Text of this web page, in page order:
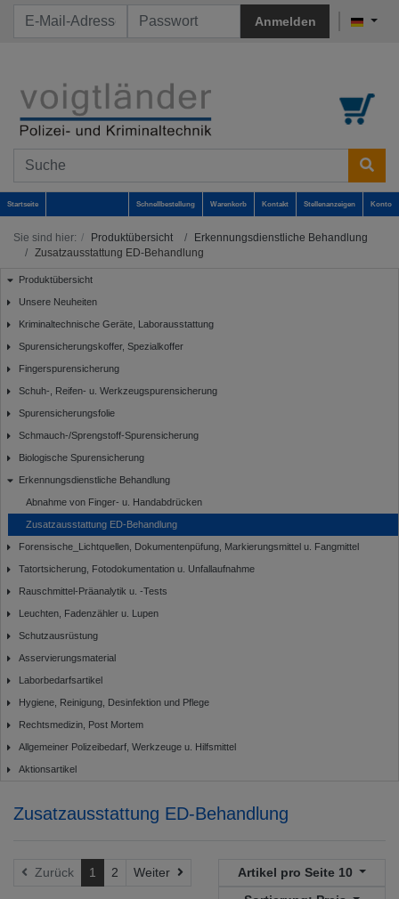
Anmelden
Startseite Schnellbestellung Warenkorb Kontakt Stellenanzeigen Konto
Sie sind hier: Produktübersicht
Erkennungsdienstliche Behandlung
Zusatzausstattung ED-Behandlung
Produktübersicht
Unsere Neuheiten
Kriminaltechnische Geräte, Laborausstattung
Spurensicherungskoffer, Spezialkoffer
Fingerspurensicherung
Schuh-, Reifen- u. Werkzeugspurensicherung
Spurensicherungsfolie
Schmauch-/Sprengstoff-Spurensicherung
Biologische Spurensicherung
Erkennungsdienstliche Behandlung
Abnahme von Finger- u. Handabdrücken
Zusatzausstattung ED-Behandlung
Forensische_Lichtquellen, Dokumentenpüfung, Markierungsmittel u. Fangmittel
Tatortsicherung, Fotodokumentation u. Unfallaufnahme
Rauschmittel-Präanalytik u. -Tests
Leuchten, Fadenzähler u. Lupen
Schutzausrüstung
Asservierungsmaterial
Laborbedarfsartikel
Hygiene, Reinigung, Desinfektion und Pflege
Rechtsmedizin, Post Mortem
Allgemeiner Polizeibedarf, Werkzeuge u. Hilfsmittel
Aktionsartikel
Zusatzausstattung ED-Behandlung
Zurück 1 2 Weiter Artikel pro Seite 10